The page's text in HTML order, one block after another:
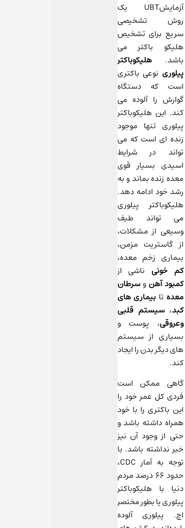
آزمایشUBT یک
روش تشخیصی
سریع برای تشخیص
هلیکو باکتر می
باشد.هلیکوباکتر
پیلوری نوعی باکتری
است که دستگاه
گوارش را آلوده می
کند. این هلیکوباکتر
پیلوری تنها موجود
زنده ای است که می
تواند در شرایط
اسیدی بسیار قوی
معده زنده بماند و به
رشد خود ادامه دهد.
هلیکوباکتر پیلوری
می تواند طیف
وسیعی از مشکلات،
از گاستریت مزمن،
بیماری زخم معده،
کم خونی ناشی از
کمبود آهنوسرطان
معده تا بیماری های
کبد،سیستم قلبی
وعروقی، پوست و
بسیاری از سیستم‌
های دیگر بدن را ایجاد
کند.
گاهی ممکن است
فردی کل عمر خود را
این باکتری را با خود
همراه داشته باشد و
حتی از وجود آن نیز
خبر نداشته باشد. با
توجه به آمار CDC،
حدود ۶۶ درصد مردم
دنیا با هلیکوباکتر
پیلوری یا بطور مختصر
اچ. پیلوری آلوده